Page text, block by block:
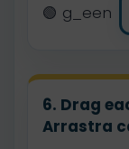
🟢 g_een
6. Drag
Arrastra